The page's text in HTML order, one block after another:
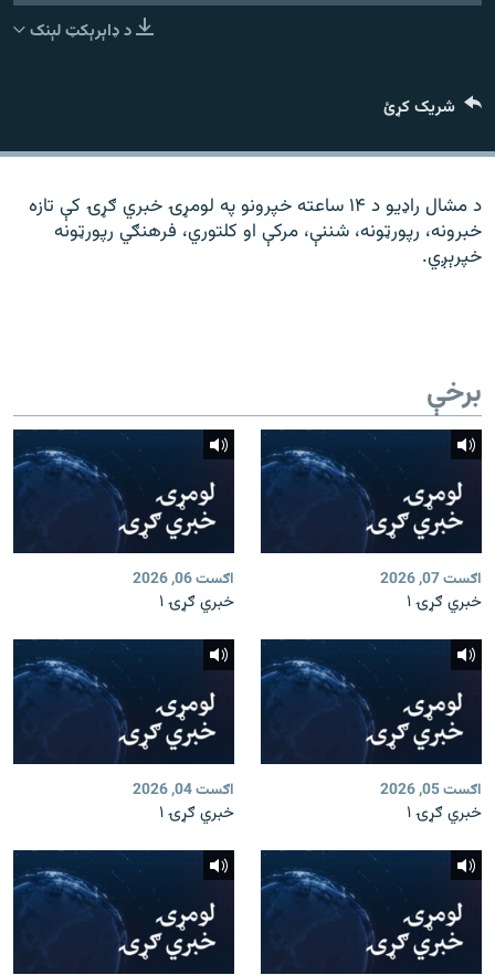
د ازادې اروپا راډیو ټولې ووبپاڼې
د ډاېرېکټ لېنک
شریک کړئ
د مشال راډیو د ۱۴ ساعته خپرونو په لومړۍ خبري ګړۍ کې تازه
خبرونه، رپورټونه، شننې، مرکې او کلتوري، فرهنګي رپورټونه
خپرېږي.
برخې
اګست 07, 2026
خبري ګړۍ ۱
اګست 06, 2026
خبري ګړۍ ۱
اګست 05, 2026
خبري ګړۍ ۱
اګست 04, 2026
خبري ګړۍ ۱